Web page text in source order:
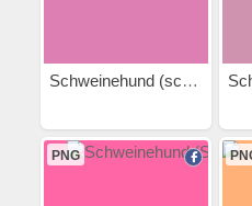
Schweinehund (schwimmen)
PNG